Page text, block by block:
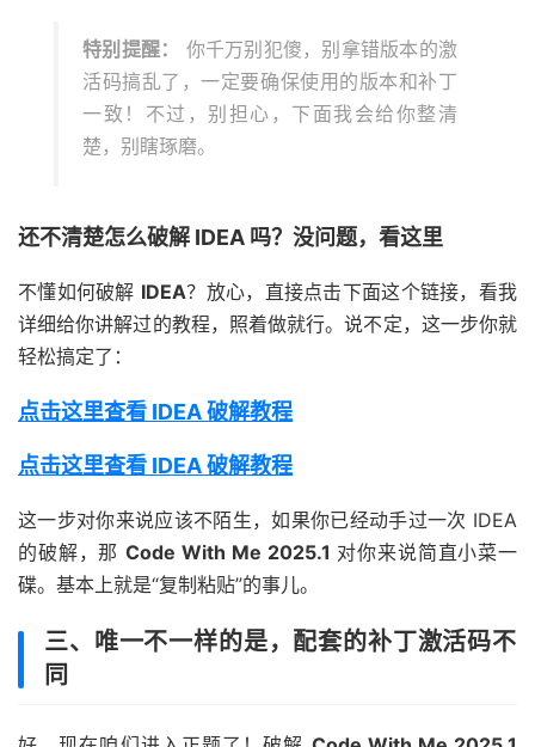
特别提醒：
你千万别犯傻，别拿错版本的激
活码搞乱了，一定要确保使用的版本和补丁
一致！不过，别担心，下面我会给你整清
楚，别瞎琢磨。
还不清楚怎么破解 IDEA 吗？没问题，看这里
不懂如何破解 IDEA？放心，直接点击下面这个链接，看我
详细给你讲解过的教程，照着做就行。说不定，这一步你就
轻松搞定了：
点击这里查看 IDEA 破解教程
点击这里查看 IDEA 破解教程
这一步对你来说应该不陌生，如果你已经动手过一次 IDEA
的破解，那 Code With Me 2025.1 对你来说简直小菜一
碟。基本上就是“复制粘贴”的事儿。
三、唯一不一样的是，配套的补丁激活码不
同